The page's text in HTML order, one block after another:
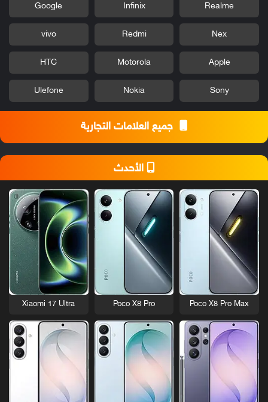
Realme
Infinix
Google
Nex
Redmi
vivo
Apple
Motorola
HTC
Sony
Nokia
Ulefone
جميع العلامات التجارية
الأحدث
Poco X8 Pro Max
Poco X8 Pro
Xiaomi 17 Ultra